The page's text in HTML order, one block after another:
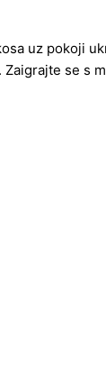
uz pokoji
se s